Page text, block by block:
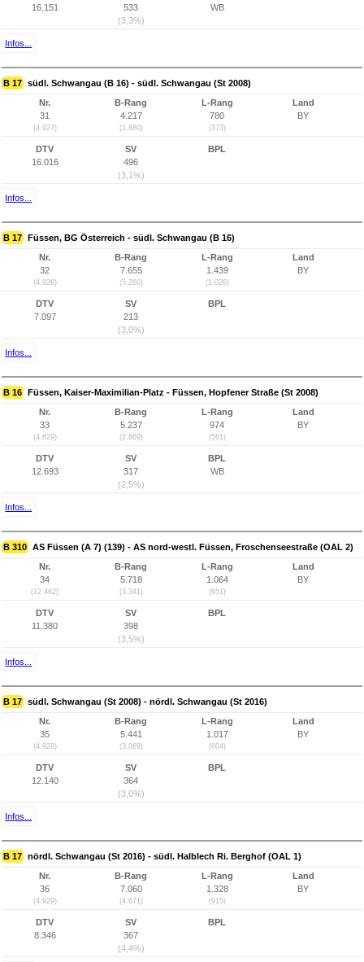
16.151
533
(3,3%)
WB
Infos...
B 17 südl. Schwangau (B 16) - südl. Schwangau (St 2008)
Nr.
31
(4.927)
B-Rang
4.217
(1.880)
L-Rang
780
(373)
Land
BY
DTV
16.016
SV
496
(3,1%)
BPL
Infos...
B 17 Füssen, BG Österreich - südl. Schwangau (B 16)
Nr.
32
(4.926)
B-Rang
7.655
(5.260)
L-Rang
1.439
(1.026)
Land
BY
DTV
7.097
SV
213
(3,0%)
BPL
Infos...
B 16 Füssen, Kaiser-Maximilian-Platz - Füssen, Hopfener Straße (St 2008)
Nr.
33
(4.829)
B-Rang
5.237
(2.869)
L-Rang
974
(561)
Land
BY
DTV
12.693
SV
317
(2,5%)
BPL
WB
Infos...
B 310 AS Füssen (A 7) (139) - AS nord-westl. Füssen, Froschenseestraße (OAL 2)
Nr.
34
(12.462)
B-Rang
5.718
(3.341)
L-Rang
1.064
(651)
Land
BY
DTV
11.380
SV
398
(3,5%)
BPL
Infos...
B 17 südl. Schwangau (St 2008) - nördl. Schwangau (St 2016)
Nr.
35
(4.928)
B-Rang
5.441
(3.069)
L-Rang
1.017
(604)
Land
BY
DTV
12.140
SV
364
(3,0%)
BPL
Infos...
B 17 nördl. Schwangau (St 2016) - südl. Halblech Ri. Berghof (OAL 1)
Nr.
36
(4.929)
B-Rang
7.060
(4.671)
L-Rang
1.328
(915)
Land
BY
DTV
8.346
SV
367
(4,4%)
BPL